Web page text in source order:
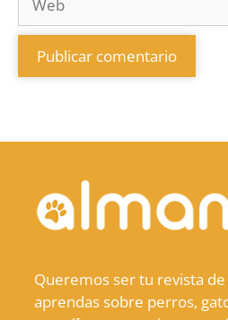
Queremos ser tu revista
aprendas sobre perros,